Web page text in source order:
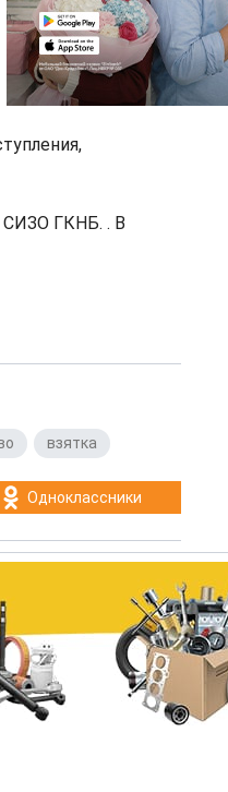
СИЗО ГКНБ. . В
взятка
Одноклассники